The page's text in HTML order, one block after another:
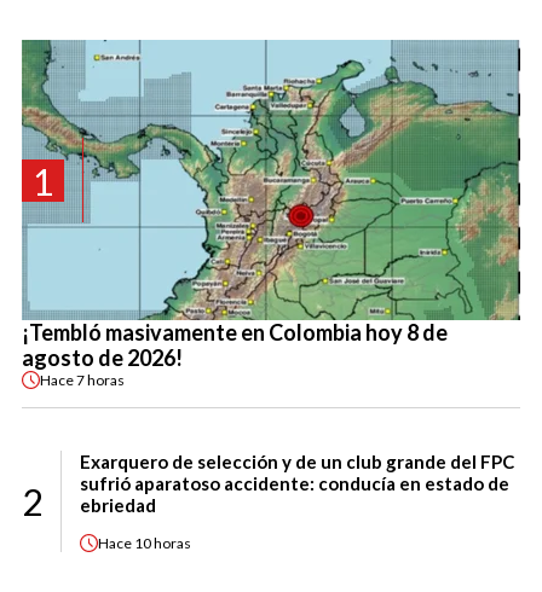
1
¡Tembló masivamente en Colombia hoy 8 de
agosto de 2026!
Hace7 horas
2
Exarquero de selección y de un club grande del FPC
sufrió aparatoso accidente: conducía en estado de
ebriedad
Hace 10 horas